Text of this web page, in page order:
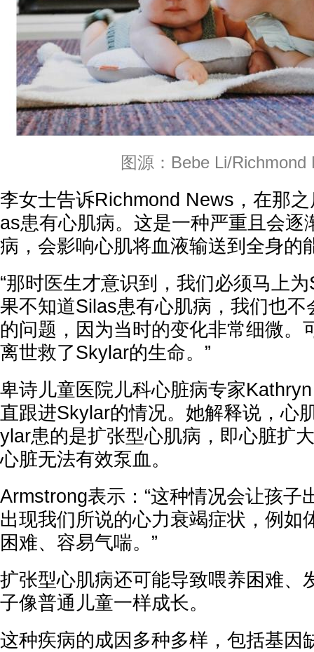
图源：Bebe Li/Richmond
李女士告诉Richmond News，在那
as患有心肌病。这是一种严重且会逐
病，会影响心肌将血液输送到全身的
“那时医生才意识到，我们必须马上
果不知道Silas患有心肌病，我们也
的问题，因为当时的变化非常细微。
离世救了Skylar的生命。”
卑诗儿童医院儿科心脏病专家
直跟进Skylar的情况。她解释说，心
ylar患的是扩张型心肌病，即心脏扩
心脏无法有效泵血。
Armstrong表示：“这种情况会让孩子
出现我们所说的心力衰竭症状，例如
困难、容易气喘。”
扩张型心肌病还可能导致喂养困难、
子像普通儿童一样成长。
这种疾病的成因多种多样，包括基因